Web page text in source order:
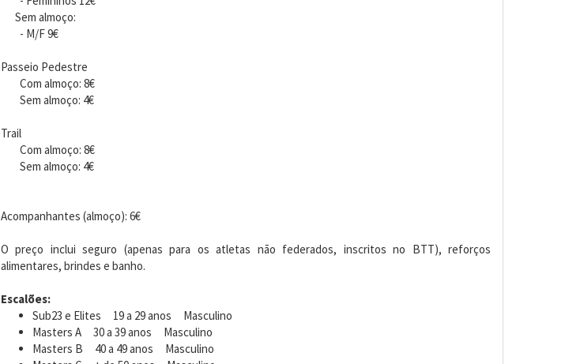
Sem almoço:
- M/F 9€
Passeio Pedestre
Com almoço: 8€
Sem almoço: 4€
Trail
Com almoço: 8€
Sem almoço: 4€
Acompanhantes (almoço): 6€
O preço inclui seguro (apenas para os atletas não federados, inscritos no BTT), reforços
alimentares, brindes e banho.
Escalões:
Sub23 e Elites 19 a 29 anos Masculino
Masters A 30 a 39 anos Masculino
Masters B 40 a 49 anos Masculino